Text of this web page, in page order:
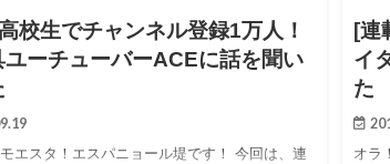
校生でチャンネル登録1万人！
ユーチューバーACEに話を聞い
エスタ！エスパニョール堤です！ 今回は、連
[連
イ
た
オラ